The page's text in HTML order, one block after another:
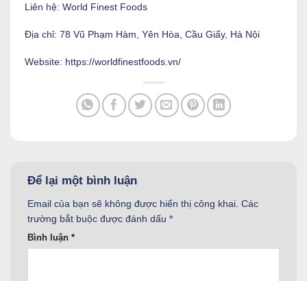
Liên hệ: World Finest Foods
Địa chỉ: 78 Vũ Phạm Hàm, Yên Hòa, Cầu Giấy, Hà Nội
Website: https://worldfinestfoods.vn/
Để lại một bình luận
Email của bạn sẽ không được hiển thị công khai. Các
trường bắt buộc được đánh dấu *
Bình luận *